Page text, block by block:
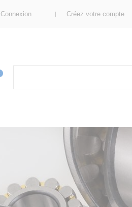
Connexion Créez votre compte